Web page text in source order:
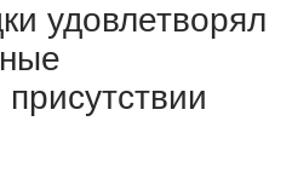
удовлетворял